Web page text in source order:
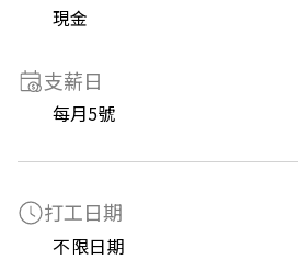
現金
支薪日
每月5號
打工日期
不限日期